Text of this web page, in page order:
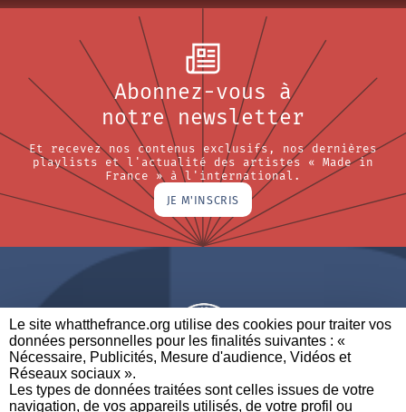
Le site whatthefrance.org utilise des cookies pour traiter vos
données personnelles pour les finalités suivantes : «
Nécessaire, Publicités, Mesure d'audience, Vidéos et
Réseaux sociaux ». ​
Les types de données traitées sont celles issues de votre
navigation, de vos appareils utilisés, de votre profil ou
Abonnez-vous à
notre newsletter
Et recevez nos contenus exclusifs, nos dernières
playlists et l'actualité des artistes « Made in
France » à l'international.
JE M'INSCRIS
A BRAND OF